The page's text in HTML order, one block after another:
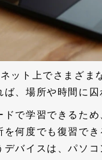
ット上でさまざま
、場所や時間に囚
ドで学習できるた
何度でも復習で
バイスは、パソ